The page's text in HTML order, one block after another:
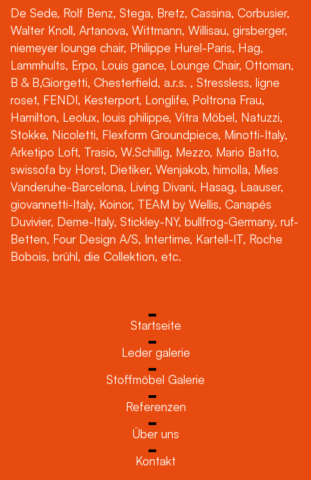
De Sede, Rolf Benz, Stega, Bretz, Cassina, Corbusier,
Walter Knoll, Artanova, Wittmann, Willisau, girsberger,
niemeyer lounge chair, Philippe Hurel-Paris, Hag,
Lammhults, Erpo, Louis gance, Lounge Chair, Ottoman,
B & B,Giorgetti, Chesterfield, a.r.s. , Stressless, ligne
roset, FENDI, Kesterport, Longlife, Poltrona Frau,
Hamilton, Leolux, louis philippe, Vitra Möbel, Natuzzi,
Stokke, Nicoletti, Flexform Groundpiece, Minotti-Italy,
Arketipo Loft, Trasio, W.Schillig, Mezzo, Mario Batto,
swissofa by Horst, Dietiker, Wenjakob, himolla, Mies
Vanderuhe-Barcelona, Living Divani, Hasag, Laauser,
giovannetti-Italy, Koinor, TEAM by Wellis, Canapés
Duvivier, Deme-Italy, Stickley-NY, bullfrog-Germany, ruf-
Betten, Four Design A/S, Intertime, Kartell-IT, Roche
Bobois, brühl, die Collektion, etc.
Startseite
Leder galerie
Stoffmöbel Galerie
Referenzen
Über uns
Kontakt